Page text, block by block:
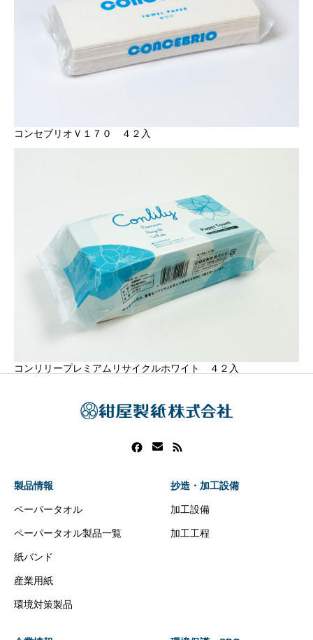
コンセブリオＶ１７０ ４２入
コンリリープレミアムリサイクルホワイト ４２入
製品情報
ペーパータオル
ペーパータオル製品一覧
紙バンド
産業用紙
環境対策製品
抄造・加工設備
加工設備
加工工程